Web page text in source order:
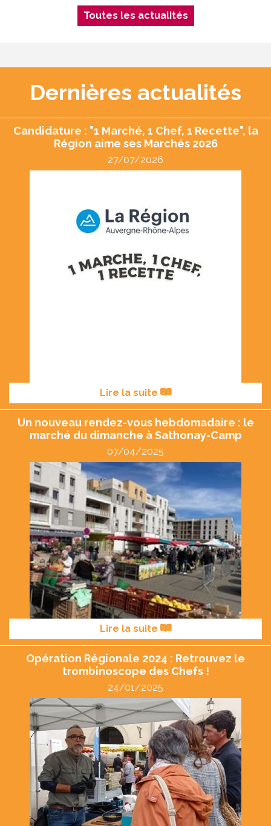
Toutes les actualités
Dernières actualités
Candidature : "1 Marché, 1 Chef, 1 Recette", la
Région aime ses Marchés 2026
27/07/2026
Lire la suite
Un nouveau rendez-vous hebdomadaire : le
marché du dimanche à Sathonay-Camp
07/04/2025
Lire la suite
Opération Régionale 2024 : Retrouvez le
trombinoscope des Chefs !
24/01/2025